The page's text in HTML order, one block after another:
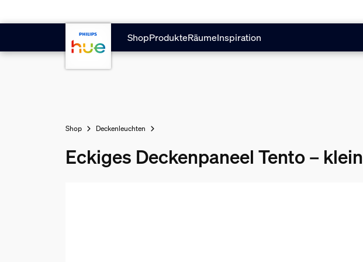
ShopProdukteRäumeInspiration
Shop Deckenleuchten
Eckiges Deckenpaneel Tento – klein